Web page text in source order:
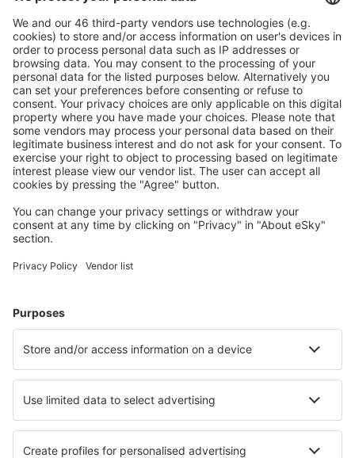
Sicher planen
Buchen ohne Sorgen mit einer kostenlosen
Stornierungsoption.
Mehr sparen
Attraktive Preise und Spezialangebote für eingeloggte
Benutzer.
Unterkünfte, die Sie mögen
Wählen Sie aus über 1,3 Millionen Unterkünften: Hotels,
Meist gesuchte Hotels von eSky-Nutzern
Hotels in Mailand Hotels in Neapel Hotels in Rom
Hotels in Bibione Hotels in Positano Hotels in Venedig
Hotels in Ceglie Messapica